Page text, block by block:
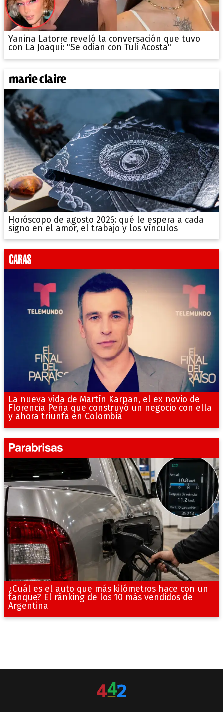
Yanina Latorre reveló la conversación que tuvo
con La Joaqui: "Se odian con Tuli Acosta"
Horóscopo de agosto 2026: qué le espera a cada
signo en el amor, el trabajo y los vínculos
La nueva vida de Martín Karpan, el ex novio de
Florencia Peña que construyó un negocio con ella
y ahora triunfa en Colombia
¿Cuál es el auto que más kilómetros hace con un
tanque? El ránking de los 10 más vendidos de
Argentina